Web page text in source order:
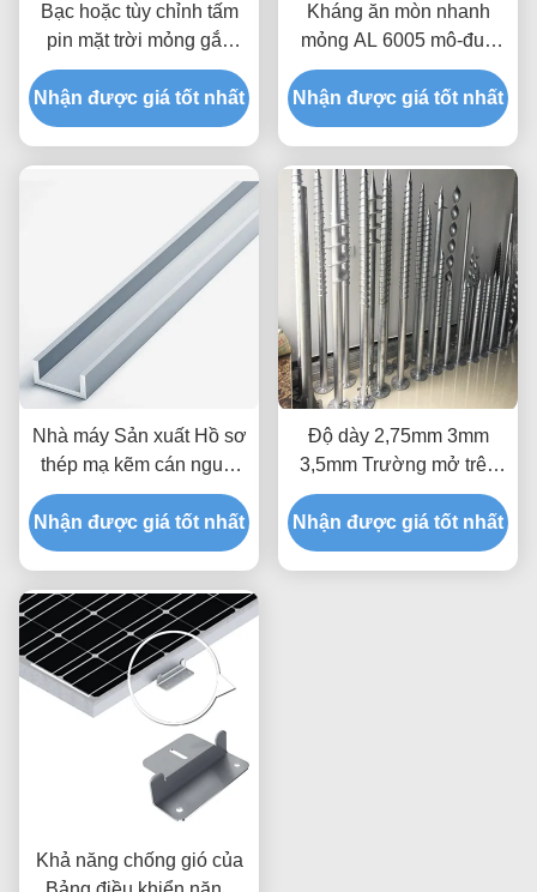
Bạc hoặc tùy chỉnh tấm
pin mặt trời mỏng gắn
giữa / giữa / cuối kẹp cho
hệ thống năng lượng mặt
trời
Nhận được giá tốt nhất
Kháng ăn mòn nhanh
mỏng AL 6005 mô-đun
mặt trời giữa / cuối kẹp
Nhận được giá tốt nhất
Nhà máy Sản xuất Hồ sơ
thép mạ kẽm cán nguội
cho Bảng điều khiển PV
Gắn kết C Xà gồ kênh
thanh chống bằng thép
Nhận được giá tốt nhất
Độ dày 2,75mm 3mm
3,5mm Trường mở trên
mặt đất Cọc vít cực neo
Gió 60m / S Thành phần
lắp đặt năng lượng mặt
Nhận được giá tốt nhất
Khả năng chống gió của